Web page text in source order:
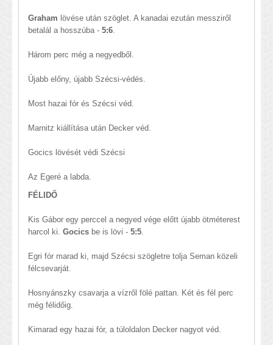
Graham lövése után szöglet. A kanadai ezután messziről
betalál a hosszúba - 5:6
Három perc még a negyedből.
Újabb előny, újabb Szécsi-védés.
Most hazai fór és Szécsi véd.
Marnitz kiállítása után Decker véd.
Gocics lövését védi Szécsi
Az Egeré a labda.
FÉLIDŐ
Kis Gábor egy perccel a negyed vége előtt újabb ötméterest
harcol ki. Gocics be is lövi - 5:5
Egri fór marad ki, majd Szécsi szögletre tolja Seman közeli
félcsevarját.
Hosnyánszky csavarja a vízről fölé pattan. Két és fél perc
még félidőig.
Kimarad egy hazai fór, a túloldalon Decker nagyot véd.